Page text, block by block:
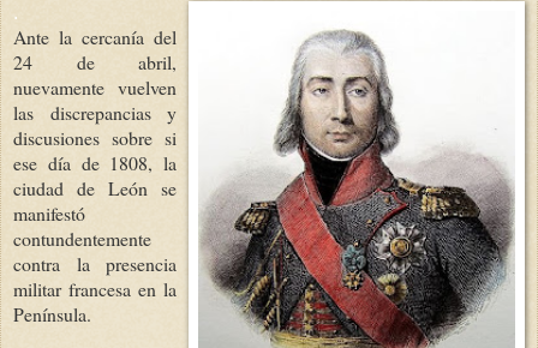
.
Ante la cercanía del
24 de abril,
nuevamente vuelven
las discrepancias y
discusiones sobre si
ese día de 1808, la
ciudad de León se
manifestó
contundentemente
contra la presencia
militar francesa en la
Península.